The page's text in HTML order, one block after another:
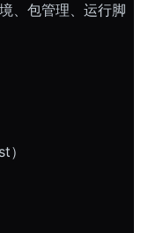
、包管理、运行脚